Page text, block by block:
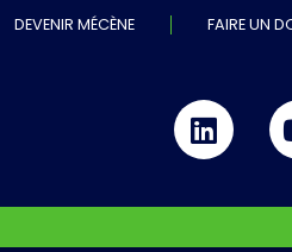
DEVENIR MÉCÈNE FAIRE UN